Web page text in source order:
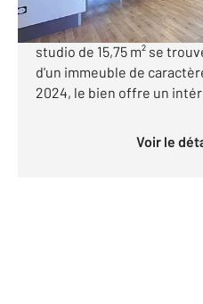
*** AGDE IDEAL
Situé au cœur du centre-
studio de 15,75 m² se
d'un immeuble de
2024, le bien offre un
Voir le